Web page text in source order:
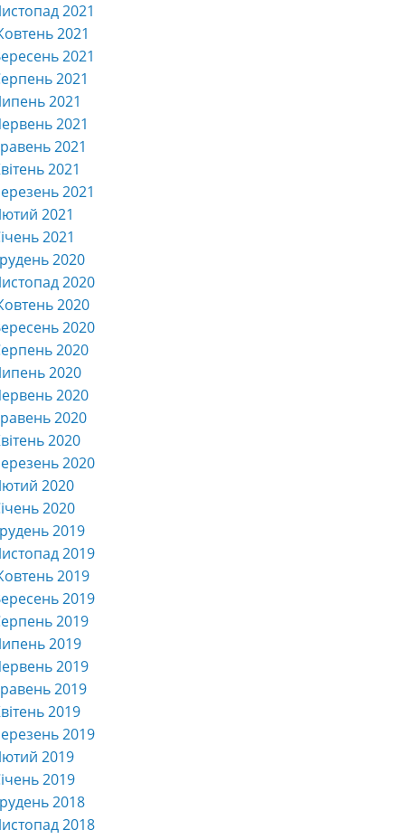
2021
2021
2021
2021
2021
2021
2021
2021
2021
2021
2021
2020
2020
2020
2020
2020
2020
2020
2020
2020
2020
2020
2020
2019
2019
2019
2019
2019
2019
2019
2019
2019
2019
2019
2019
2018
2018